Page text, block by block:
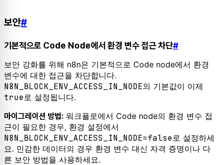
보안#
기본적으로 Code Node에서 환경 변수 접근 차단#
보안 강화를 위해 n8n은 기본적으로 Code node에서 환경
변수에 대한 접근을 차단합니다.
N8N_BLOCK_ENV_ACCESS_IN_NODE의 기본값이 이제
true로 설정됩니다.
마이그레이션 방법: 워크플로에서 Code node의 환경 변수 접
근이 필요한 경우, 환경 설정에서
N8N_BLOCK_ENV_ACCESS_IN_NODE=false로 설정하세
요. 민감한 데이터의 경우 환경 변수 대신 자격 증명이나 다
른 보안 방법을 사용하세요.